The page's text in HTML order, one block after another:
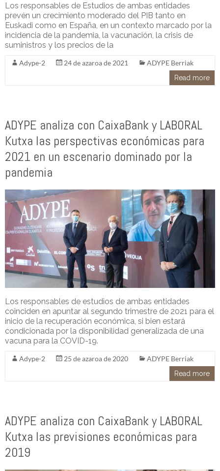
Los responsables de Estudios de ambas entidades
prevén un crecimiento moderado del PIB tanto en
Euskadi como en España, en un contexto marcado por la
incidencia de la pandemia, la vacunación, la crisis de
suministros y los precios de la
Adype-2 24 de azaroa de 2021 ADYPE Berriak
Read more
ADYPE analiza con CaixaBank y LABORAL
Kutxa las perspectivas económicas para
2021 en un escenario dominado por la
pandemia
Los responsables de estudios de ambas entidades
coinciden en apuntar al segundo trimestre de 2021 para el
inicio de la recuperación económica, si bien estará
condicionada por la disponibilidad generalizada de una
vacuna para la COVID-19.
Adype-2 25 de azaroa de 2020 ADYPE Berriak
Read more
ADYPE analiza con CaixaBank y LABORAL
Kutxa las previsiones económicas para
2019